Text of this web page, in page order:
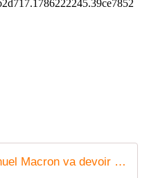
Rentrée politique : "Emmanuel Macron va devoir très vite renouer avec les Français"